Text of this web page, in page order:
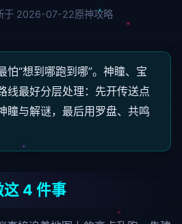
于 2026-07-22原神攻略
怕“想到哪跑到哪”。神瞳、宝
线最好分层处理：先开传送点
瞳与解谜，最后用罗盘、共鸣
这 4 件事